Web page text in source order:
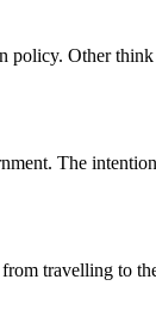
Other
The
travelling to